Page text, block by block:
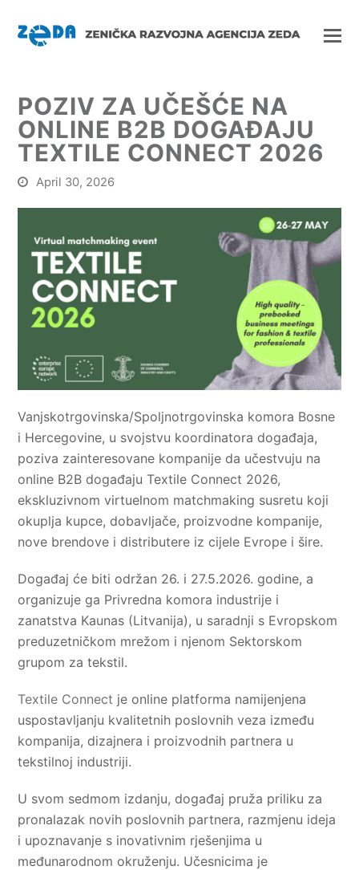
POZIV ZA UČEŠĆE NA
ONLINE B2B DOGAĐAJU
TEXTILE CONNECT 2026
April 30, 2026
Vanjskotrgovinska/Spoljnotrgovinska komora Bosne
i Hercegovine, u svojstvu koordinatora događaja,
poziva zainteresovane kompanije da učestvuju na
online B2B događaju Textile Connect 2026,
ekskluzivnom virtuelnom matchmaking susretu koji
okuplja kupce, dobavljače, proizvodne kompanije,
nove brendove i distributere iz cijele Evrope i šire.
Događaj će biti održan 26. i 27.5.2026. godine, a
organizuje ga Privredna komora industrije i
zanatstva Kaunas (Litvanija), u saradnji s Evropskom
preduzetničkom mrežom i njenom Sektorskom
grupom za tekstil.
Textile Connect je online platforma namijenjena
uspostavljanju kvalitetnih poslovnih veza između
kompanija, dizajnera i proizvodnih partnera u
tekstilnoj industriji.
U svom sedmom izdanju, događaj pruža priliku za
pronalazak novih poslovnih partnera, razmjenu ideja
i upoznavanje s inovativnim rješenjima u
međunarodnom okruženju. Učesnicima je